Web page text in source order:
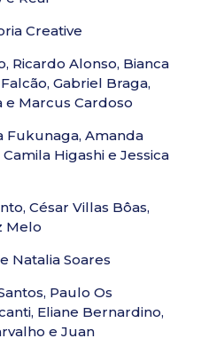
Creative
Ricardo Alonso, Bianca
Gabriel Braga,
e Marcus Cardoso
Fukunaga, Amanda
Higashi e Jessica
César Villas Bôas,
Melo
Natalia Soares
Paulo Os
Eliane Bernardino,
e Juan